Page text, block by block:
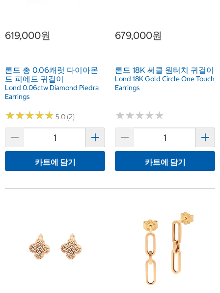
619,000원
론드 총 0.06캐럿 다이아몬
드 피에드 귀걸이
Lond 0.06ctw Diamond Piedra
Earrings
★★★★★
★★★★★ 5.0 (2)
카트에 담기
679,000원
론드 18K 써클 원터치 귀걸이
Lond 18K Gold Circle One Touch
Earrings
★★★★★
★★★★★
카트에 담기